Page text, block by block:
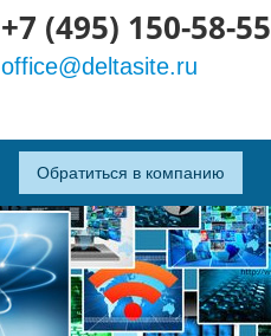
+7 (495) 150-58-55
office@deltasite.ru
Обратиться в компанию